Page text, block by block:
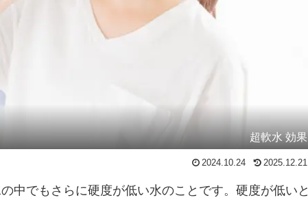
超軟水 効果
2024.10.24 2025.12.21
中でもさらに硬度が低い水のことです。硬度が低いと